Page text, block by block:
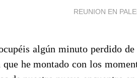
REUNION EN
algún minuto perdido
he montado con los